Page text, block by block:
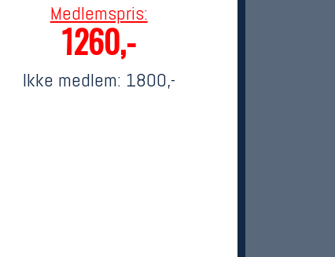
Medlemspris:
1260,-
Ikke medlem: 1800,-